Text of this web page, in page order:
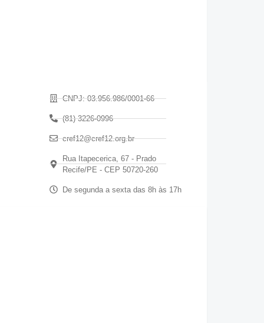
CNPJ: 03.956.986/0001-66
(81) 3226-0996
cref12@cref12.org.br
Rua Itapecerica, 67 - Prado
Recife/PE - CEP 50720-260
De segunda a sexta das 8h às 17h